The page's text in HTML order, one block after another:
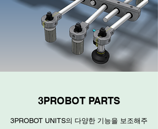
3PROBOT PARTS
3PROBOT UNITS의 다양한 기능을 보조해주